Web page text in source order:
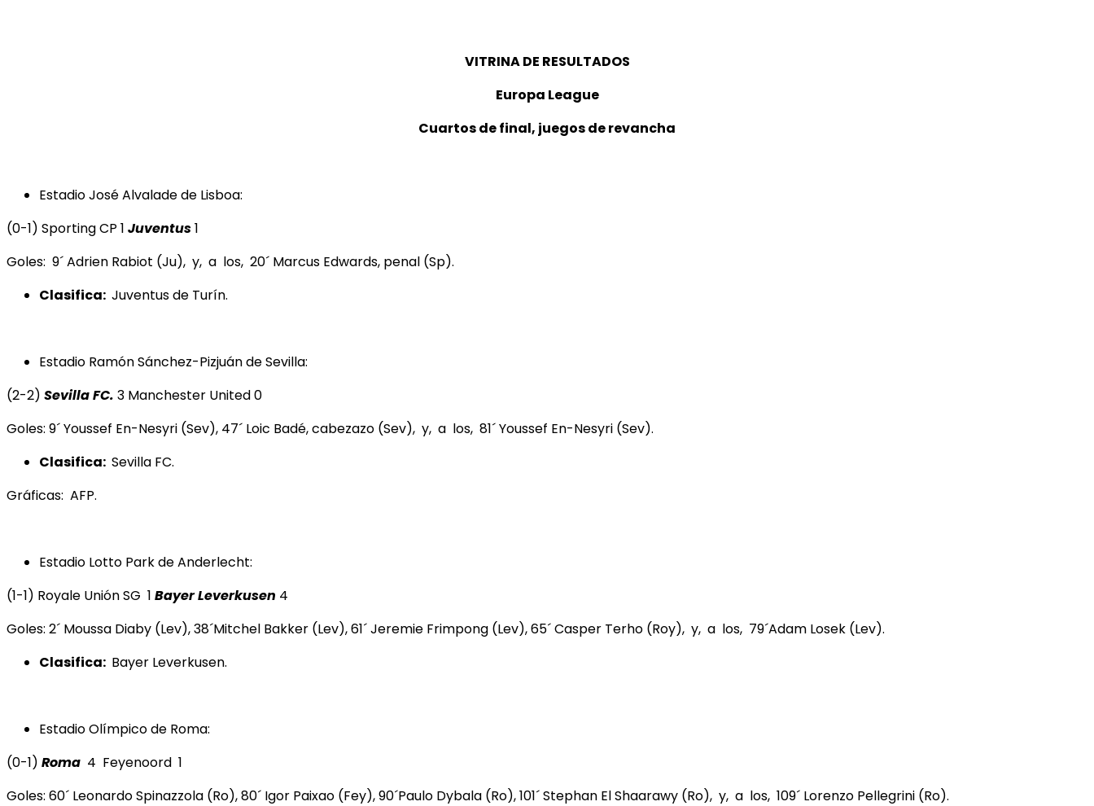
VITRINA DE RESULTADOS
Europa League
Cuartos de final, juegos de revancha
Estadio José Alvalade de Lisboa:
(0-1) Sporting CP 1 Juventus1
Goles: 9´ Adrien Rabiot (Ju), y, a los, 20´ Marcus Edwards, penal (Sp).
Clasifica: Juventus de Turín.
Estadio Ramón Sánchez-Pizjuán de Sevilla:
(2-2) Sevilla FC. 3 Manchester United 0
Goles: 9´ Youssef En-Nesyri (Sev), 47´ Loic Badé, cabezazo (Sev), y, a los, 81´ Youssef En-Nesyri (Sev).
Clasifica: Sevilla FC.
Gráficas: AFP.
Estadio Lotto Park de Anderlecht:
(1-1) Royale Unión SG 1 Bayer Leverkusen 4
Goles: 2´ Moussa Diaby (Lev), 38´Mitchel Bakker (Lev), 61´ Jeremie Frimpong (Lev), 65´ Casper Terho (Roy), y, a los, 79´Adam Losek (Lev).
Clasifica: Bayer Leverkusen.
Estadio Olímpico de Roma:
(0-1) Roma 4 Feyenoord 1
Goles: 60´ Leonardo Spinazzola (Ro), 80´ Igor Paixao (Fey), 90´Paulo Dybala (Ro), 101´ Stephan El Shaarawy (Ro), y, a los, 109´ Lorenzo Pellegrini (Ro).